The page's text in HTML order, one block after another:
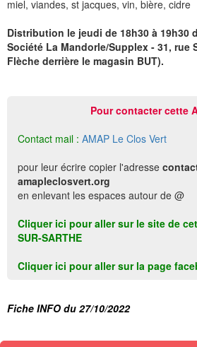
miel, viandes, st jacques, vin, bière, cidre
Distribution le jeudi de 18h30 à 19h30
Société La Mandorle/Supplex - 31, rue
Flèche derrière le magasin BUT).
Pour contacter cette
Contact mail : AMAP Le Clos Vert
pour leur écrire copier l'adresse
amapleclosvert.org
en enlevant les espaces autour de @
Cliquer ici pour aller sur le site de
SUR-SARTHE
Cliquer ici pour aller sur la page
Fiche INFO du 27/10/2022